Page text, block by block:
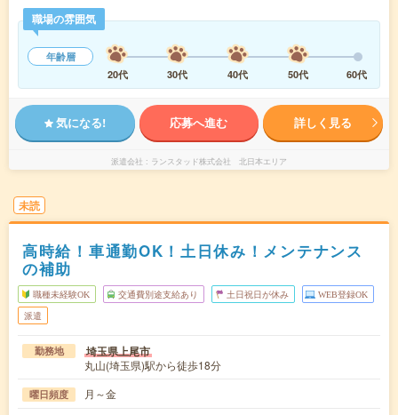
職場の雰囲気
年齢層
20代
30代 40代 50代 60代
気になる! 応募へ進む 詳しく見る
派遣会社 ランスタッド株式会社 北日本エリア
未読
高時給！車通勤OK！土日休み！メンテナンス
の補助
職種未経験OK 交通費別途支給あり 土日祝日が休み WEB登録OK
派遣
勤務地 埼玉県上尾市
丸山(埼玉県)駅から徒歩18分
曜日頻度 月～金